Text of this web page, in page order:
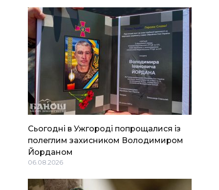
Сьогодні в Ужгороді попрощалися із
полеглим захисником Володимиром
Йорданом
06.08.2026